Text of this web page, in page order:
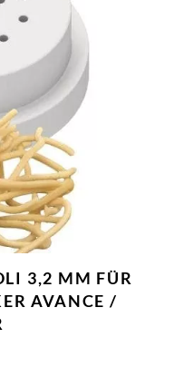
3,2 MM FÜR
AVANCE /